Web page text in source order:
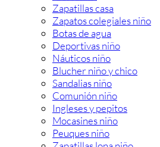
Zapatillas casa
Zapatos colegiales niño
Botas de agua
Deportivas niño
Náuticos niño
Blucher niño y chico
Sandalias niño
Comunión niño
Ingleses y pepitos
Mocasines niño
Peuques niño